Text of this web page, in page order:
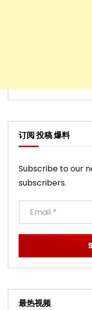
订阅 投稿 爆料
Subscribe to our
subscribers.
最热视频